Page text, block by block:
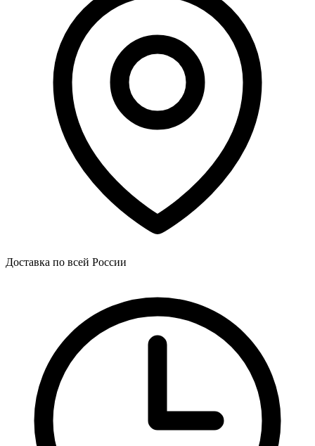
Доставка по всей России